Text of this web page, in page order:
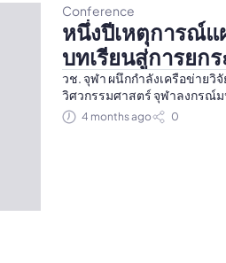
Conference
หนึ่งปีเหตุการณ์แ
บทเรียนสู่การยก
ประเทศไทย
วช. จุฬา ผนึกกำลังเครือข่ายวิ
วิศวกรรมศาสตร์ จุฬาลงกรณ์
การตอบสนองของชั้นดิน, การส
4 months ago 0